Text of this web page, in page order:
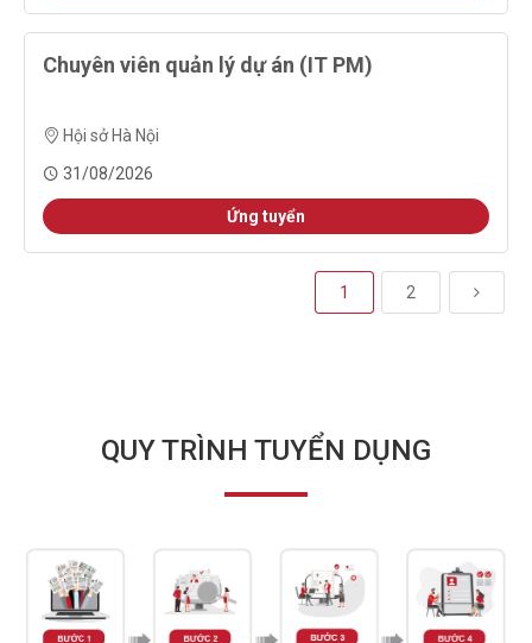
Chuyên viên quản lý dự án (IT PM)
Hội sở Hà Nội
31/08/2026
Ứng tuyển
1 2
QUY TRÌNH TUYỂN DỤNG